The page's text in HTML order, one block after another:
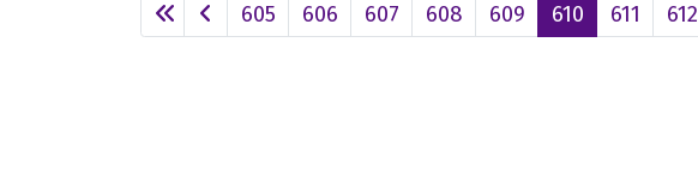
605 606 607 608 609 610 611 612